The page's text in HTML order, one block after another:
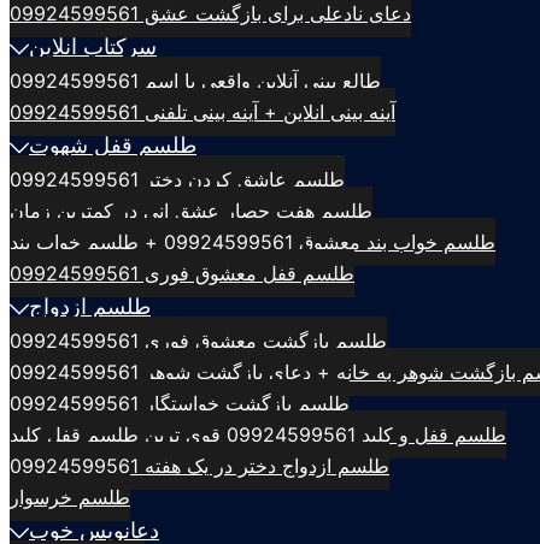
دعای نادعلی برای بازگشت عشق 09924599561
سرکتاب انلاین
طالع بینی آنلاین واقعی با اسم 09924599561
آینه بینی انلاین + آینه بینی تلفنی 09924599561
طلسم قفل شهوت
طلسم عاشق کردن دختر 09924599561
طلسم هفت حصار عشق انی در کمترین زمان
طلسم خواب بند معشوق 09924599561 + طلسم خواب بند
طلسم قفل معشوق فوری 09924599561
طلسم ازدواج
طلسم بازگشت معشوق فوری 09924599561
بازگشت شوهر به خانه + دعای بازگشت شوهر 09924599561
طلسم بازگشت خواستگار 09924599561
طلسم قفل و کلید 09924599561 قوی ترین طلسم قفل کلید
طلسم ازدواج دختر در یک هفته 09924599561
طلسم خرسوار
دعانویس خوب